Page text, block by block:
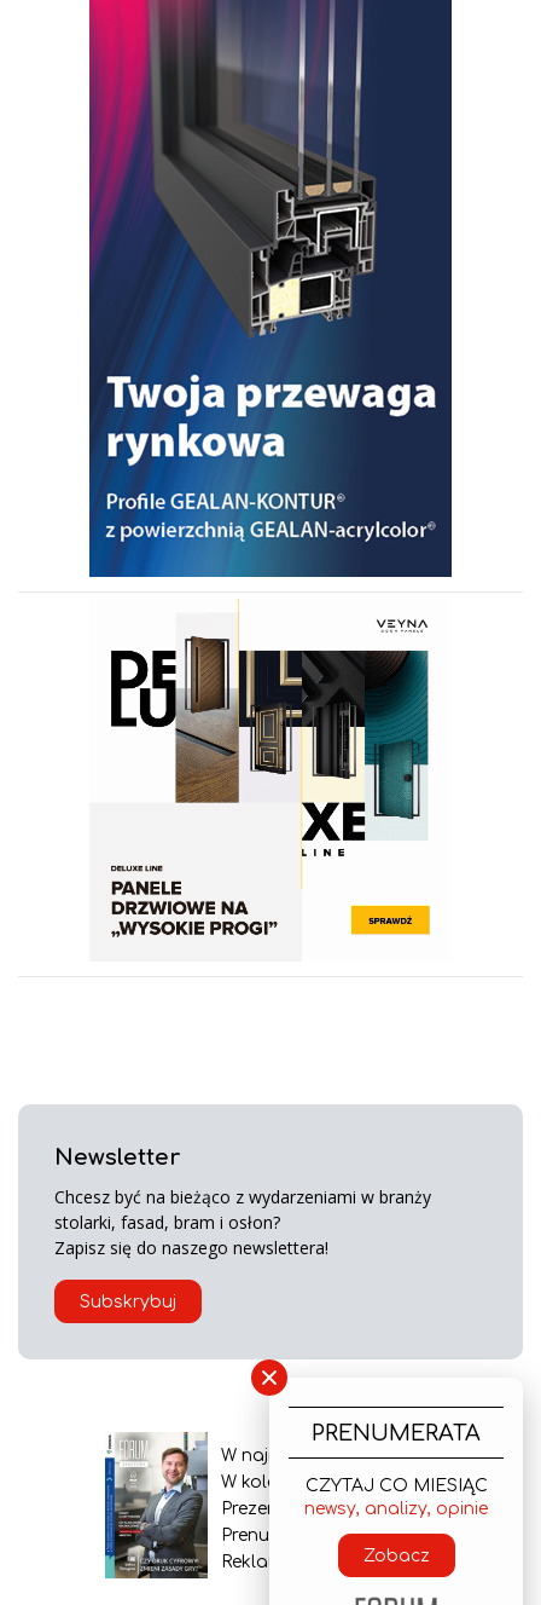
Newsletter
Chcesz być na bieżąco z wydarzeniami w branży
stolarki, fasad, bram i osłon?
Zapisz się do naszego newslettera!
Subskrybuj
W najnowszym wydaniu
W kolejnym numerze
Prezentacja gazety
Prenumerata
Reklama
×
PRENUMERATA
CZYTAJ CO MIESIĄC
newsy, analizy, opinie
Zobacz